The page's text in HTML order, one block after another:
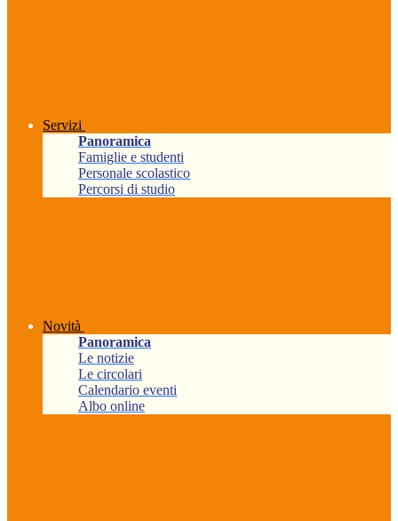
Servizi
Panoramica
Famiglie e studenti
Personale scolastico
Percorsi di studio
Novità
Panoramica
Le notizie
Le circolari
Calendario eventi
Albo online